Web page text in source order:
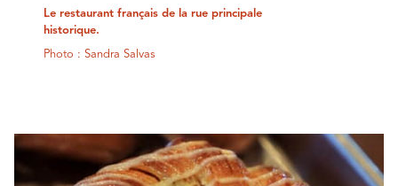
Le restaurant français de la rue principale
historique.
Photo : Sandra Salvas